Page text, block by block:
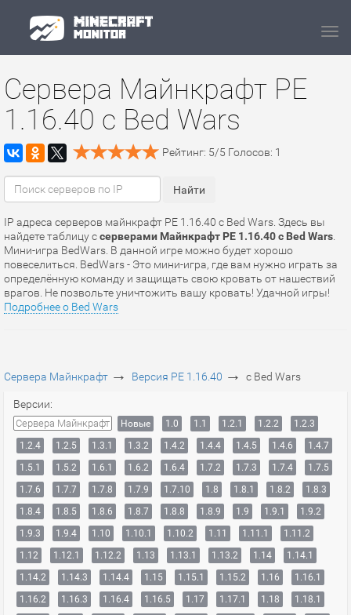
Сервера Майнкрафт PE
1.16.40 с Bed Wars
Рейтинг: 5/5 Голосов: 1
IP адреса серверов майнкрафт PE 1.16.40 с Bed Wars. Здесь вы
найдете таблицу ссерверами Майнкрафт PE 1.16.40 с Bed Wars
Мини-игра BedWars. В данной игре можно будет хорошо
повеселиться. BedWars - Это мини-игра, где вам нужно играть за
определённую команду и защищать свою кровать от нашествий
врагов. Не позвольте уничтожить вашу кровать! Удачной игры!
Подробнее о Bed Wars
Сервера Майнкрафт → Версия PE 1.16.40 → с Bed Wars
Версии:
Сервера Майнкрафт Новые 1.0 1.1 1.2.1 1.2.2
1.2.3
1.2.4
1.2.5 1.3.1 1.3.2 1.4.2 1.4.4 1.4.5 1.4.6
1.4.7
1.5.1
1.5.2 1.6.1 1.6.2 1.6.4 1.7.2 1.7.3 1.7.4
1.7.5
1.7.6
1.7.7 1.7.8 1.7.9 1.7.10 1.8 1.8.1 1.8.2
1.8.3
1.8.4
1.8.5 1.8.6 1.8.7 1.8.8 1.8.9 1.9 1.9.1
1.9.2
1.9.3
1.9.4 1.10 1.10.1 1.10.2 1.11 1.11.1
1.11.2
1.12
1.12.1 1.12.2 1.13 1.13.1 1.13.2 1.14
1.14.1
1.14.2
1.14.3 1.14.4 1.15 1.15.1 1.15.2 1.16
1.16.1
1.16.2
1.16.3 1.16.4 1.16.5 1.17 1.17.1 1.18
1.18.1